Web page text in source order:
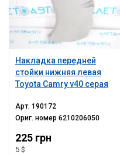
Накладка передней
стойки нижняя левая
Toyota Camry v40 серая
Арт.190172
Ориг. номер6210206050
225 грн
5 $